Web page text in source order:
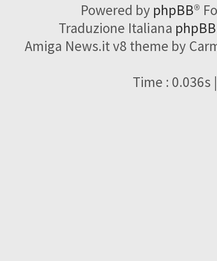
Powered by phpBB®
Traduzione Italiana
Amiga News.it v8 theme by
Time : 0.036s